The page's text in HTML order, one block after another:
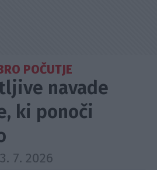
POČUTJE
navade
ki ponoči
3. 7. 2026